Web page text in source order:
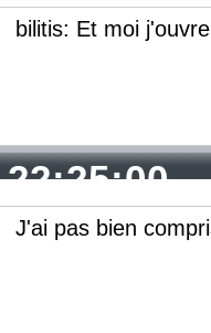
bilitis: Et moi
J'ai pas bien